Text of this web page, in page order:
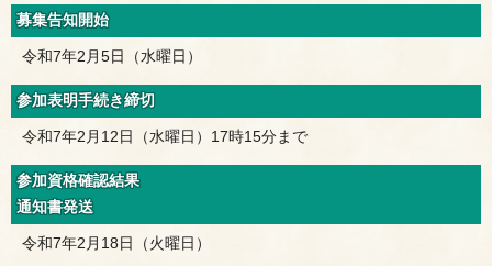
募集告知開始
令和7年2月5日（水曜日）
参加表明手続き締切
令和7年2月12日（水曜日）17時15分まで
参加資格確認結果
通知書発送
令和7年2月18日（火曜日）